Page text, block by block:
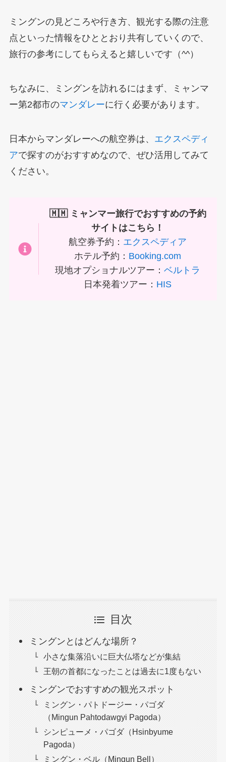
ミングンの見どころや行き方、観光する際の注意
点といった情報をひととおり共有していくので、
旅行の参考にしてもらえると嬉しいです（^^）
ちなみに、ミングンを訪れるにはまず、ミャンマ
ー第2都市のマンダレーに行く必要があります。
日本からマンダレーへの航空券は、 エクスペディ
アで探すのがおすすめなので、ぜひ活用してみて
ください。
🇲🇲 ミャンマー旅行でおすすめの予約
サイトはこちら！
航空券予約： エクスペディア
ホテル予約： Booking.com
現地オプショナルツアー：ベルトラ
日本発着ツアー： HIS
目次
ミングンとはどんな場所？
小さな集落沿いに巨大仏塔などが集結
王朝の首都になったことは過去に1度もない
ミングンでおすすめの観光スポット
ミングン・パトドージー・パゴダ
（Mingun Pahtodawgyi Pagoda）
シンピューメ・パゴダ（Hsinbyume
Pagoda）
ミングン・ベル（Mingun Bell）